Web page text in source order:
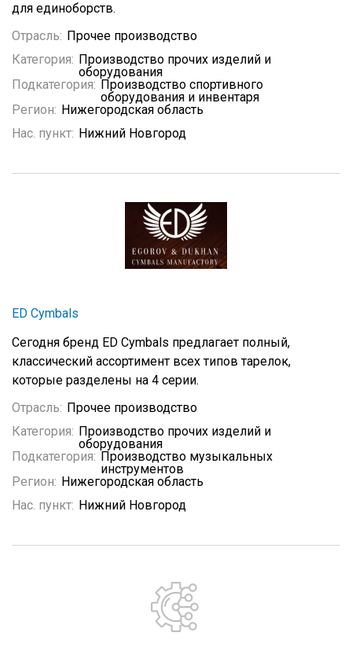
для единоборств.
Отрасль: Прочее производство
Категория: Производство прочих изделий и
оборудования
Подкатегория: Производство спортивного
оборудования и инвентаря
Регион: Нижегородская область
Нас. пункт: Нижний Новгород
ED Cymbals
Сегодня бренд ED Сymbals предлагает полный,
классический ассортимент всех типов тарелок,
которые разделены на 4 серии.
Отрасль: Прочее производство
Категория: Производство прочих изделий и
оборудования
Подкатегория: Производство музыкальных
инструментов
Регион: Нижегородская область
Нас. пункт: Нижний Новгород